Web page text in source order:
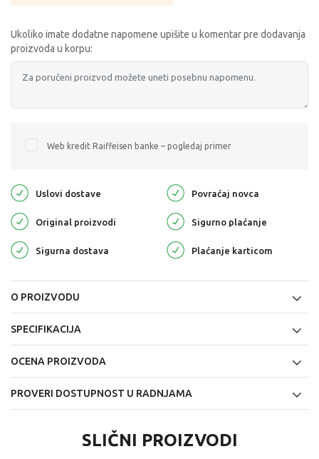
Ukoliko imate dodatne napomene upišite u komentar pre dodavanja
proizvoda u korpu:
Web kredit Raiffeisen banke – pogledaj primer
Uslovi dostave Povraćaj novca
Original proizvodi Sigurno plaćanje
Sigurna dostava Plaćanje karticom
O PROIZVODU
SPECIFIKACIJA
OCENA PROIZVODA
PROVERI DOSTUPNOST U RADNJAMA
SLIČNI PROIZVODI